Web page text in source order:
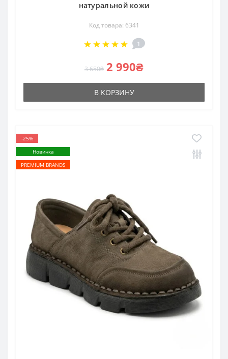
натуральной кожи
Код товара: 6341
1
3 650₴ 2 990₴
В КОРЗИНУ
-25%
Новинка
PREMIUM BRANDS